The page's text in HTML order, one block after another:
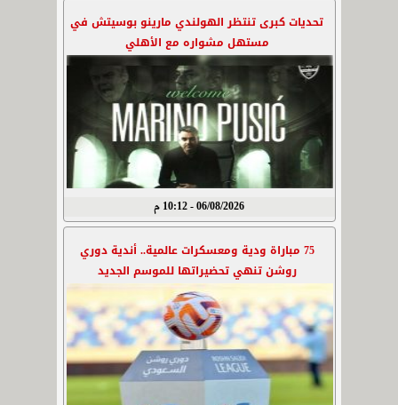
تحديات كبرى تنتظر الهولندي مارينو بوسيتش في
مستهل مشواره مع الأهلي
06/08/2026 - 10:12 م
75 مباراة ودية ومعسكرات عالمية.. أندية دوري
روشن تنهي تحضيراتها للموسم الجديد